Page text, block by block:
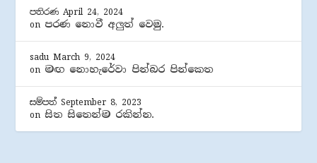
පතිරණ April 24, 2024
on පරණ නොවී අලුත් වෙමු.
sadu March 9, 2024
on මඟ නොහැරේවා පින්බර පින්කෙත
සම්පත් September 8, 2023
onසිත සිතෙන්ම රකින්න.